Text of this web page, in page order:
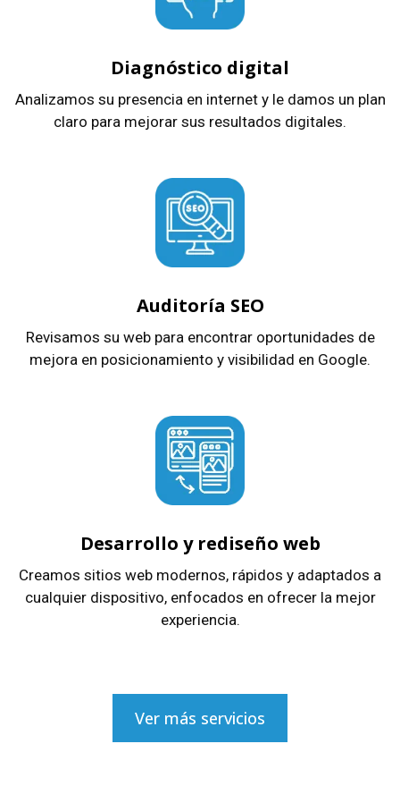
Diagnóstico digital
Analizamos su presencia en internet y le damos un plan
claro para mejorar sus resultados digitales.
Auditoría SEO
Revisamos su web para encontrar oportunidades de
mejora en posicionamiento y visibilidad en Google.
Desarrollo y rediseño web
Creamos sitios web modernos, rápidos y adaptados a
cualquier dispositivo, enfocados en ofrecer la mejor
experiencia.
Ver más servicios